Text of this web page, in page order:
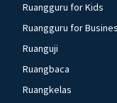
Ruangguru for Kids
Ruangguru for
Ruanguji
Ruangbaca
Ruangkelas